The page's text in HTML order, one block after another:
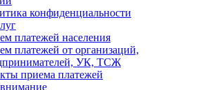
конфиденциальности
платежей населения
платежей от организаций,
УК, ТСЖ
приема платежей